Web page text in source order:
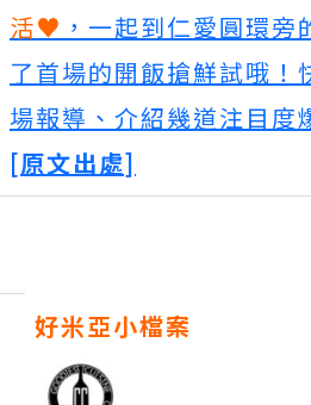
活♥ ，一起到仁愛圓環
了首場的開飯搶鮮試哦！
場報導、介紹幾道注目度
[原文出處]
好米亞小檔案